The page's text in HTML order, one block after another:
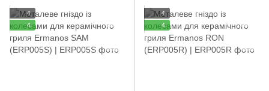
4
4
4
4